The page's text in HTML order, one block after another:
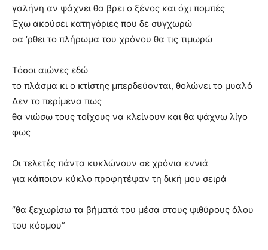
γαλήνη αν ψάχνει θα βρει ο ξένος και όχι πομπές
Έχω ακούσει κατηγόριες που δε συγχωρώ
σα ‘ρθει το πλήρωμα του χρόνου θα τις τιμωρώ
Τόσοι αιώνες εδώ
το πλάσμα κι ο κτίστης μπερδεύονται, θολώνει το μυαλό
Δεν το περίμενα πως
θα νιώσω τους τοίχους να κλείνουν και θα ψάχνω λίγο
φως
Οι τελετές πάντα κυκλώνουν σε χρόνια εννιά
για κάποιον κύκλο προφητέψαν τη δική μου σειρά
“θα ξεχωρίσω τα βήματά του μέσα στους ψιθύρους όλου
του κόσμου”